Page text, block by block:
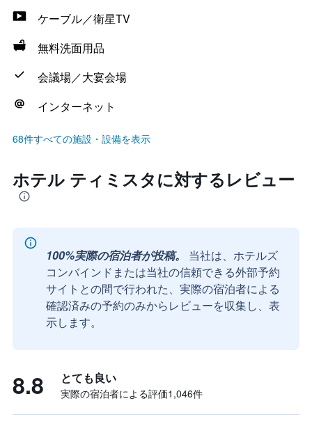
ケーブル／衛星TV
無料洗面用品
会議場／大宴会場
インターネット
68件すべての施設・設備を表示
ホテル ティミスタに対するレビュー
100%実際の宿泊者が投稿。
当社は、ホテルズ
コンバインドまたは当社の信頼できる外部予約
サイトとの間で行われた、実際の宿泊者による
確認済みの予約のみからレビューを収集し、表
示します。
8.8 とても良い
実際の宿泊者による評価1,046​件